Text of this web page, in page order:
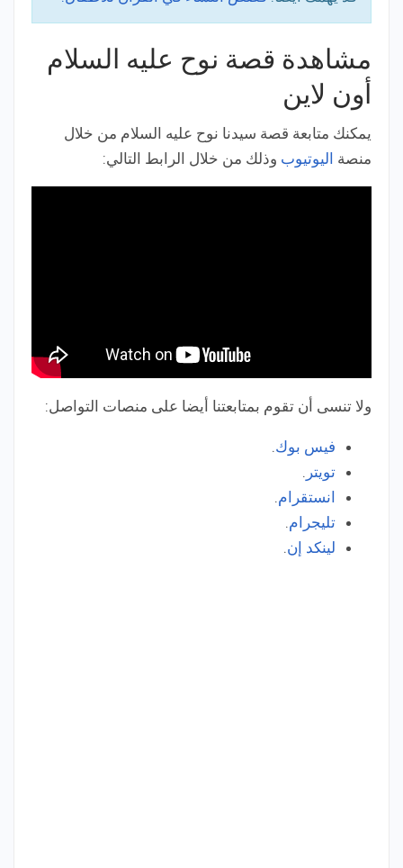
مشاهدة قصة نوح عليه السلام
أون لاين
يمكنك متابعة قصة سيدنا نوح عليه السلام من خلال
منصة اليوتيوب وذلك من خلال الرابط التالي:
ولا تنسى أن تقوم بمتابعتنا أيضا على منصات التواصل:
فيس بوك.
تويتر .
انستقرام.
تليجرام.
لينكد إن.